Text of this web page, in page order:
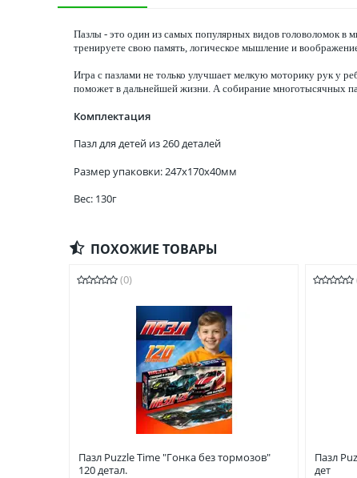
Пазлы - это один из самых популярных видов головоломок в
тренируете свою память, логическое мышление и
Игра с пазлами не только улучшает мелкую моторику рук у
поможет в дальнейшей жизни. А собирание многотысячных
Комплектация
Пазл для детей из 260 деталей
Размер упаковки: 247x170x40мм
Вес: 130г
ПОХОЖИЕ ТОВАРЫ
(0)
Пазл Puzzle Time "Гонка без тормозов"
120 детал.
Пазл
дет